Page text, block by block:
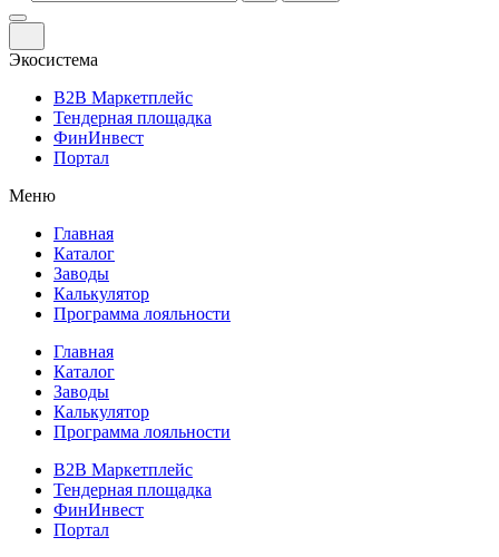
Экосистема
B2B Маркетплейс
Тендерная площадка
ФинИнвест
Портал
Меню
Главная
Каталог
Заводы
Калькулятор
Программа лояльности
Главная
Каталог
Заводы
Калькулятор
Программа лояльности
B2B Маркетплейс
Тендерная площадка
ФинИнвест
Портал